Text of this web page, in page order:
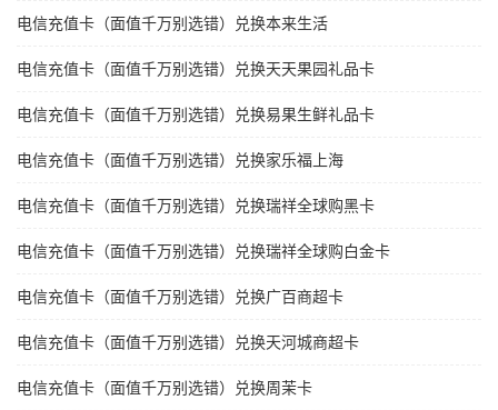
电信充值卡（面值千万别选错）兑换本来生活
电信充值卡（面值千万别选错）兑换天天果园礼品卡
电信充值卡（面值千万别选错）兑换易果生鲜礼品卡
电信充值卡（面值千万别选错）兑换家乐福上海
电信充值卡（面值千万别选错）兑换瑞祥全球购黑卡
电信充值卡（面值千万别选错）兑换瑞祥全球购白金卡
电信充值卡（面值千万别选错）兑换广百商超卡
电信充值卡（面值千万别选错）兑换天河城商超卡
电信充值卡（面值千万别选错）兑换周茉卡